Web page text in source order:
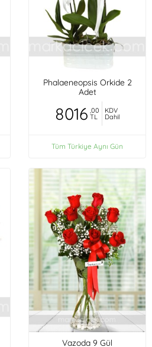
Phalaeneopsis Orkide 2
Adet
8016 ,00
TL
KDV
Dahil
Tüm Türkiye Aynı Gün
Vazoda 9 Gül